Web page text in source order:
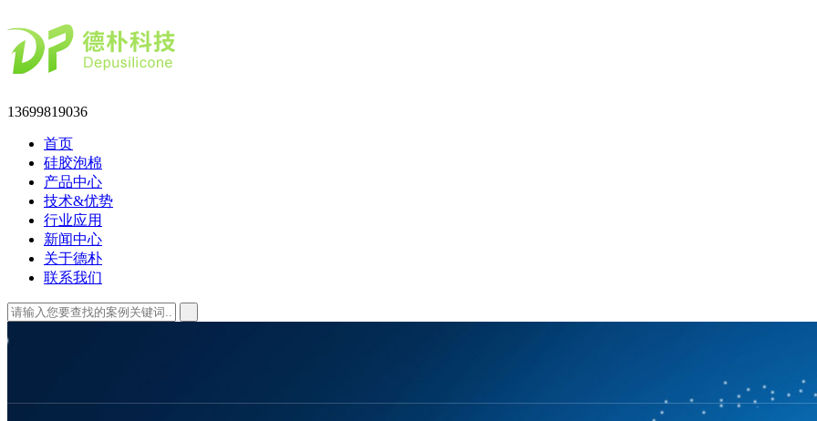
13699819036
首页
硅胶泡棉
产品中心
技术&优势
行业应用
新闻中心
关于德朴
联系我们